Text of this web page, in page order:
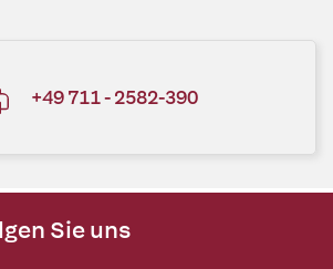
+49 711 - 2582-390
Sie uns